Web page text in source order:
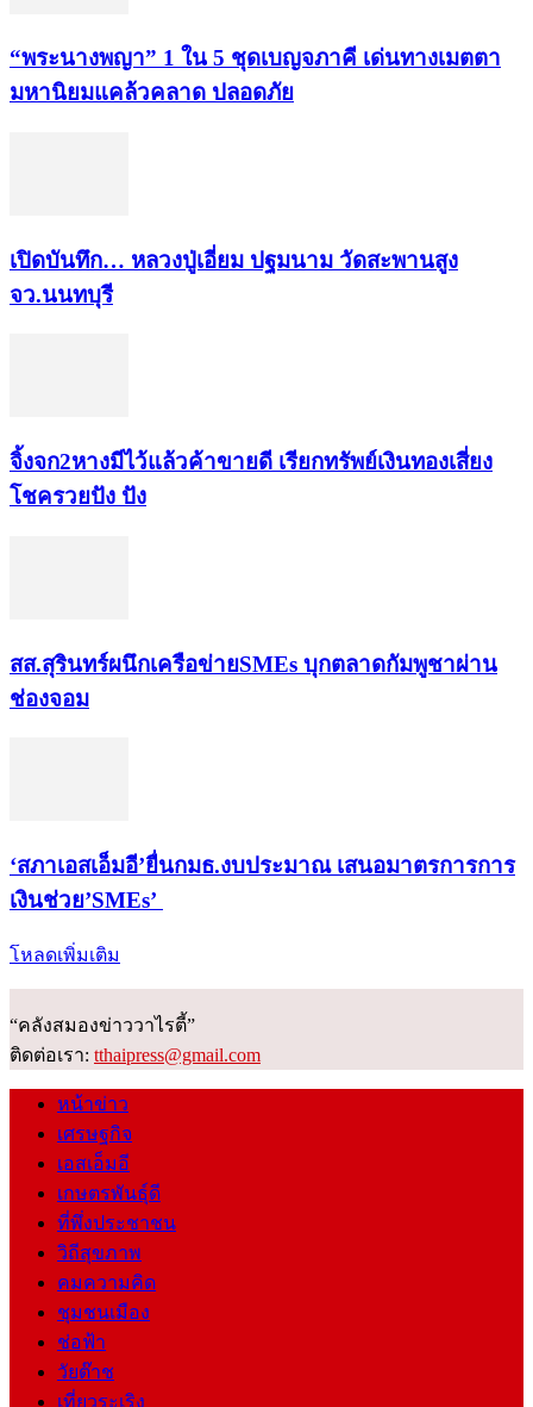
“พระ​นาง​พญา” 1 ใน 5​ ชุดเบญจ​ภาคี​ เด่นทางเมตตา​
มหา​นิยม​แคล้วคลาด​ ปลอดภัย​
เปิดบันทึก… หลวงปู่เอี่ยม ​ปฐม​นาม​ วัดสะพานสูง​
จว.นนทบุรี
จิ้งจก​2​หาง​มีไว้แล้ว​ค้าขาย​ดี​ เรียก​ทรัพย์เงินทอง​เสี่ยง
โชค​รวยปัง​ ปัง​
สส.สุรินทร์ผนึกเครือข่ายSMEs บุกตลาดกัมพูชาผ่าน
ช่องจอม
‘สภาเอสเอ็มอี’ยื่นกมธ.งบประมาณ เสนอมาตรการการ
เงินช่วย’SMEs’
โหลดเพิ่มเติม
“คลังสมองข่าววาไรตี้”
ติดต่อเรา: tthaipress@gmail.com
หน้าข่าว
เศรษฐกิจ
เอสเอ็มอี
เกษตรพันธุ์ดี
ที่พึ่งประชาชน
วิถีสุขภาพ
คมความคิด
ชุมชนเมือง
ช่อฟ้า
วัยต๊าช
เที่ยวระเริง